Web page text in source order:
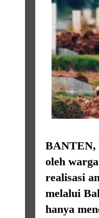
BANTEN,
oleh
realisasi
melalui
hanya